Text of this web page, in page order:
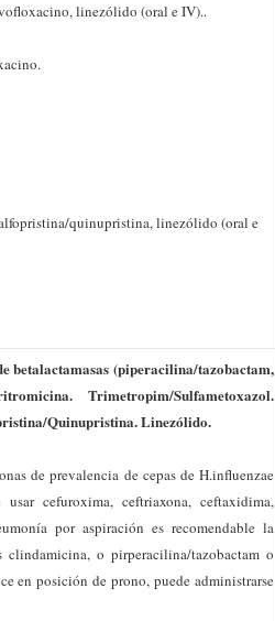
linezólido (oral e IV)..
quinupristina, linezólido (oral e
betalactamasas (piperacilina/tazobactam,
Trimetropim/Sulfametoxazol.
Quinupristina. Linezólido.
de prevalencia de cepas de H.influenzae
cefuroxima, ceftriaxona, ceftaxidima,
por aspiración es recomendable la
o pirperacilina/tazobactam o
en posición de prono, puede administrarse